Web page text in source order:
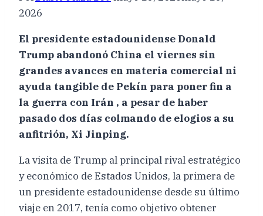
2026
El presidente estadounidense Donald
Trump abandonó China el viernes sin
grandes avances en materia comercial ni
ayuda tangible de Pekín para poner fin a
la guerra con Irán , a pesar de haber
pasado dos días colmando de elogios a su
anfitrión, Xi Jinping.
La visita de Trump al principal rival estratégico
y económico de Estados Unidos, la primera de
un presidente estadounidense desde su último
viaje en 2017, tenía como objetivo obtener